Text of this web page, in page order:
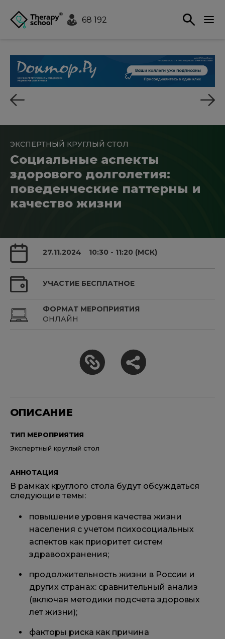
68 192
ЭКСПЕРТНЫЙ КРУГЛЫЙ СТОЛ
Социальные аспекты
здорового долголетия:
поведенческие паттерны и
качество жизни
27.11.2024 10:30 - 11:20 (МСК)
УЧАСТИЕ БЕСПЛАТНОЕ
ФОРМАТ МЕРОПРИЯТИЯ
ОНЛАЙН
ОПИСАНИЕ
ТИП МЕРОПРИЯТИЯ
Экспертный круглый стол
АННОТАЦИЯ
В рамках круглого стола будут обсуждаться
следующие темы:
повышение уровня качества жизни
населения с учетом психосоциальных
аспектов как приоритет систем
здравоохранения;
продолжительность жизни в России и
других странах: сравнительный анализ
(включая методики подсчета здоровых
лет жизни);
факторы риска как причина